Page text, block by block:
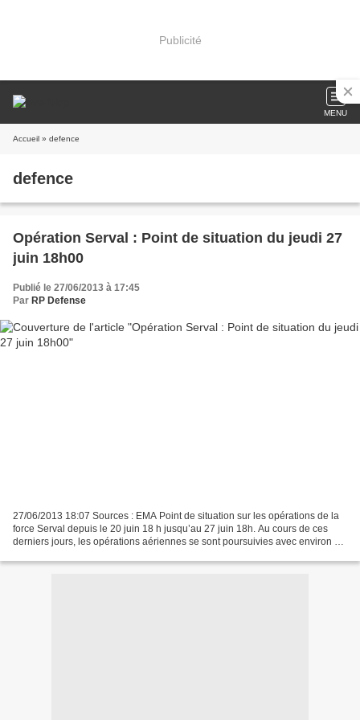
Publicité
MENU
Accueil » defence
defence
Opération Serval : Point de situation du jeudi 27
juin 18h00
Publié le 27/06/2013 à 17:45
Par RP Defense
27/06/2013 18:07 Sources : EMA Point de situation sur les opérations de la
force Serval depuis le 20 juin 18 h jusqu’au 27 juin 18h. Au cours de ces
derniers jours, les opérations aériennes se sont poursuivies avec environ 80